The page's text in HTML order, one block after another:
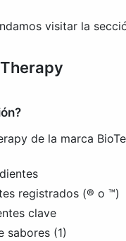
visitar la
de la marca
registrados (® o ™)
clave
sabores (1)